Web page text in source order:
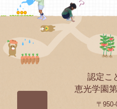
認定こ
恵光学園
〒